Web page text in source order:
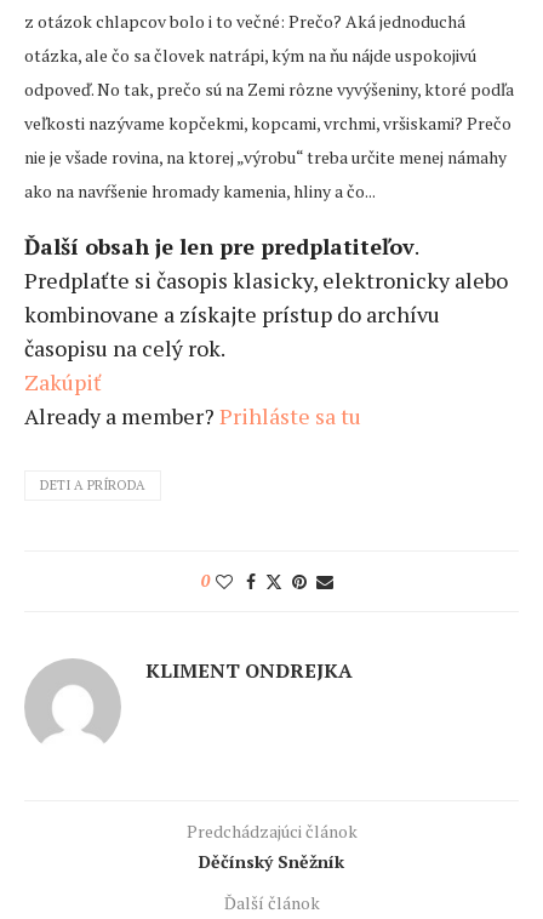
z otázok chlapcov bolo i to večné: Prečo? Aká jednoduchá
otázka, ale čo sa človek natrápi, kým na ňu nájde uspokojivú
odpoveď. No tak, prečo sú na Zemi rôzne vyvýšeniny, ktoré podľa
veľkosti nazývame kopčekmi, kopcami, vrchmi, vršiskami? Prečo
nie je všade rovina, na ktorej „výrobu“ treba určite menej námahy
ako na navŕšenie hromady kamenia, hliny a čo...
Ďalší obsah je len pre predplatiteľov.
Predplaťte si časopis klasicky, elektronicky alebo
kombinovane a získajte prístup do archívu
časopisu na celý rok.
Zakúpiť
Already a member? Prihláste sa tu
DETI A PRÍRODA
0
KLIMENT ONDREJKA
Predchádzajúci článok
Děčínský Sněžník
Ďalší článok